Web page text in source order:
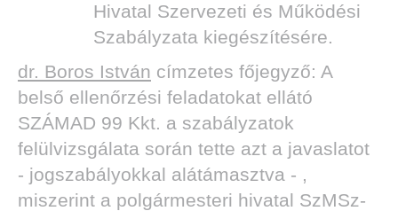
Hivatal Szervezeti és Működési
Szabályzata kiegészítésére.
dr. Boros István címzetes főjegyző: A
belső ellenőrzési feladatokat ellátó
SZÁMAD 99 Kkt. a szabályzatok
felülvizsgálata során tette azt a javaslatot
- jogszabályokkal alátámasztva - ,
miszerint a polgármesteri hivatal SzMSz-